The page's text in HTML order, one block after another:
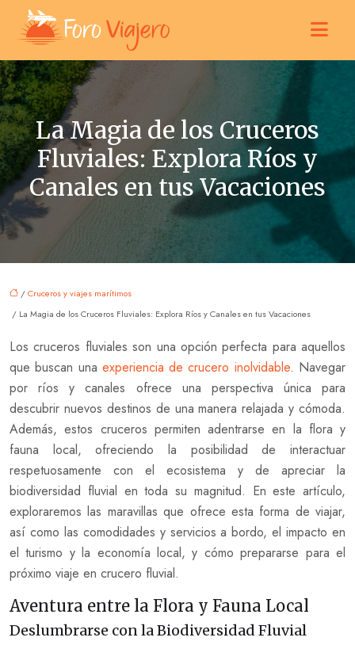
La Magia de los Cruceros
Fluviales: Explora Ríos y
Canales en tus Vacaciones
/Cruceros y viajes marítimos
/ La Magia de los Cruceros Fluviales: Explora Ríos y Canales en tus Vacaciones
Los cruceros fluviales son una opción perfecta para aquellos
que buscan una experiencia de crucero inolvidable. Navegar
por ríos y canales ofrece una perspectiva única para
descubrir nuevos destinos de una manera relajada y cómoda.
Además, estos cruceros permiten adentrarse en la flora y
fauna local, ofreciendo la posibilidad de interactuar
respetuosamente con el ecosistema y de apreciar la
biodiversidad fluvial en toda su magnitud. En este artículo,
exploraremos las maravillas que ofrece esta forma de viajar,
así como las comodidades y servicios a bordo, el impacto en
el turismo y la economía local, y cómo prepararse para el
próximo viaje en crucero fluvial.
Aventura entre la Flora y Fauna Local
Deslumbrarse con la Biodiversidad Fluvial